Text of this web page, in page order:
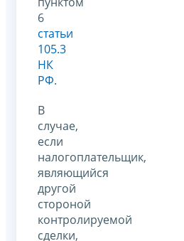
6
статьи
105.3
НК
РФ.
В
случае,
если
налогоплательщик,
являющийся
другой
стороной
контролируемой
сделки,